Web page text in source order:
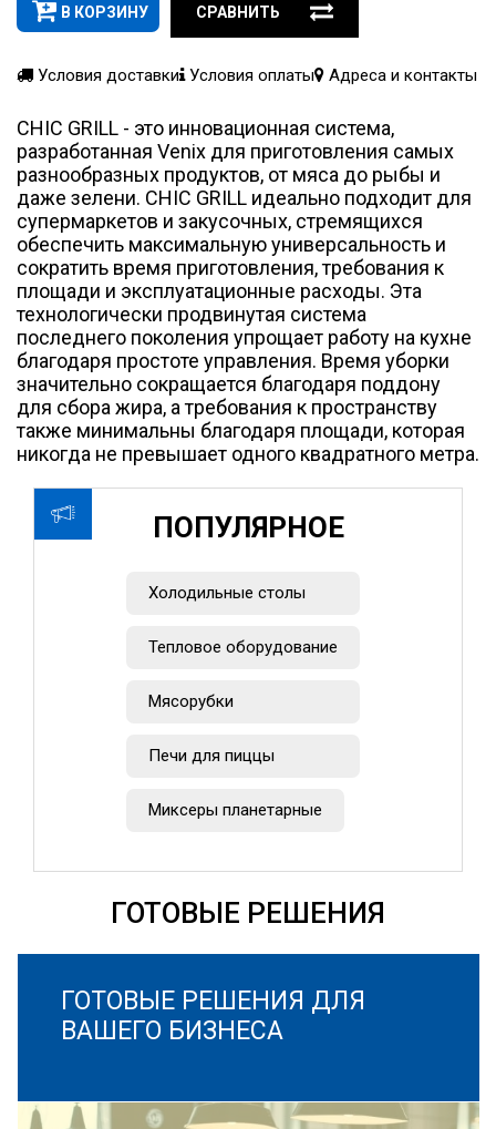
В КОРЗИНУ СРАВНИТЬ
Условия доставки Условия оплаты Адреса и контакты
CHIC GRILL - это инновационная система,
разработанная Venix для приготовления самых
разнообразных продуктов, от мяса до рыбы и
даже зелени. CHIC GRILL идеально подходит для
супермаркетов и закусочных, стремящихся
обеспечить максимальную универсальность и
сократить время приготовления, требования к
площади и эксплуатационные расходы. Эта
технологически продвинутая система
последнего поколения упрощает работу на кухне
благодаря простоте управления. Время уборки
значительно сокращается благодаря поддону
для сбора жира, а требования к пространству
также минимальны благодаря площади, которая
никогда не превышает одного квадратного метра.
ПОПУЛЯРНОЕ
Холодильные столы
Тепловое оборудование
Мясорубки
Печи для пиццы
Миксеры планетарные
ГОТОВЫЕ РЕШЕНИЯ
ГОТОВЫЕ РЕШЕНИЯ ДЛЯ
ВАШЕГО БИЗНЕСА